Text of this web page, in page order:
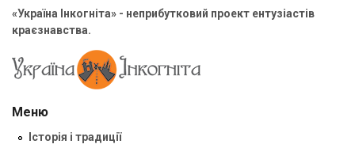
«Україна Інкогніта» - неприбутковий проект ентузіастів
краєзнавства.
Меню
Історія і традиції